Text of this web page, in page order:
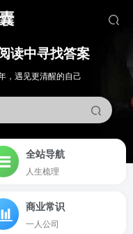
读中寻找答案
，遇见更清醒的自己
全站导航
人生梳理
商业常识
一人公司